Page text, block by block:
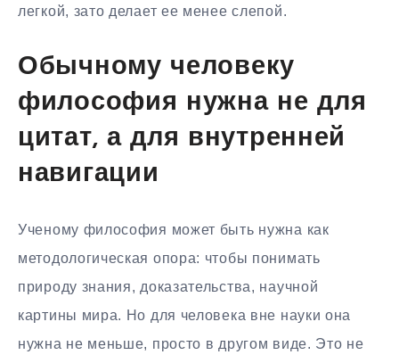
легкой, зато делает ее менее слепой.
Обычному человеку
философия нужна не для
цитат, а для внутренней
навигации
Ученому философия может быть нужна как
методологическая опора: чтобы понимать
природу знания, доказательства, научной
картины мира. Но для человека вне науки она
нужна не меньше, просто в другом виде. Это не